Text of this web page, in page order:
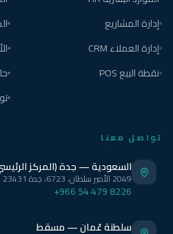
إدارة المشاريع
إدارة العملاء CRM
نقطة البيع POS
تواصل معنا
السعودية — جدة (المركز
2049 الأمير سلطان، 6723، جدة 23431
+966 54 479 8226
سلطنة عُمان — مسقط